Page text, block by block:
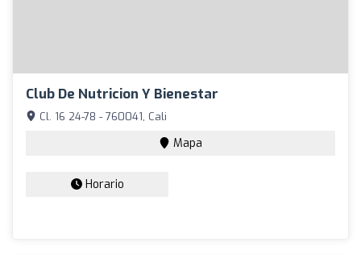
Club De Nutricion Y Bienestar
Cl. 16 24-78 - 760041, Cali
Mapa
Horario